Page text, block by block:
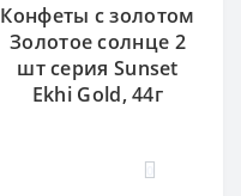
Конфеты с золотом
Золотое солнце 2
шт серия Sunset
Ekhi Gold, 44г